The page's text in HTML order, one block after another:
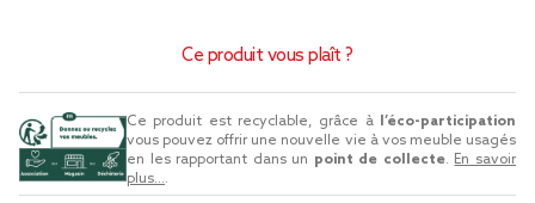
Ce produit vous plaît ?
Ce produit est recyclable, grâce à
l’éco-participation
vous pouvez offrir une nouvelle vie à vos meuble usagés
en les rapportant dans un point de collecte. En savoir
plus....